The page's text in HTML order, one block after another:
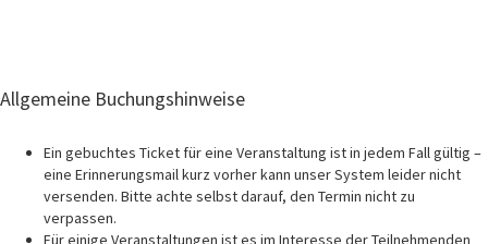
Allgemeine Buchungshinweise
Ein gebuchtes Ticket für eine Veranstaltung ist in jedem Fall gültig –
eine Erinnerungsmail kurz vorher kann unser System leider nicht
versenden. Bitte achte selbst darauf, den Termin nicht zu
verpassen.
Für einige Veranstaltungen ist es im Interesse der Teilnehmenden